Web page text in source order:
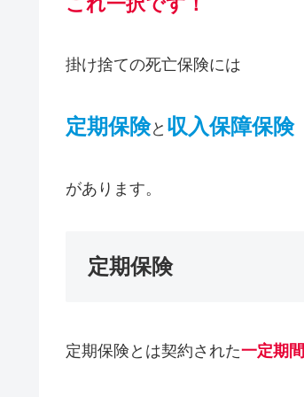
掛け捨ての死亡保険には
定期保険と 収入保障保険
があります。
定期保険
定期保険とは契約された一定期間